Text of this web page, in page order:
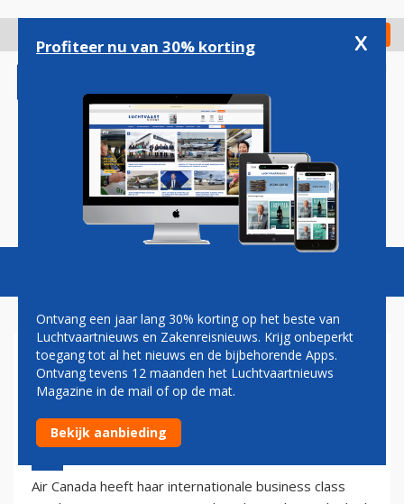
gaan
Check in
Magazine Podcasts Vacatures
AIR CANADA BIEDT 5
STERREN BELEVING
29 september 2002 - 2:00
Air Canada heeft haar internationale business class
Profiteer nu van 30% korting x
Ontvang een jaar lang 30% korting op het beste van
Luchtvaartnieuws en Zakenreisnieuws. Krijg onbeperkt
toegang tot al het nieuws en de bijbehorende Apps.
Ontvang tevens 12 maanden het Luchtvaartnieuws
Magazine in de mail of op de mat.
Bekijk aanbieding